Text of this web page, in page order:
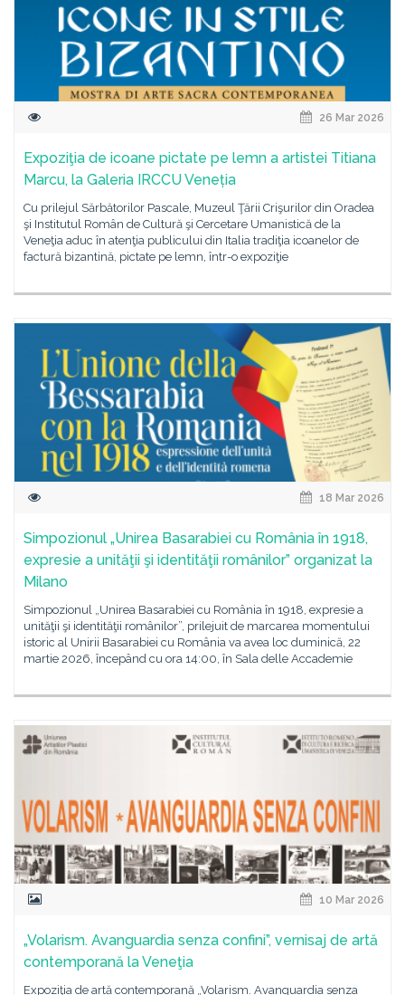
26 Mar 2026
Expoziţia de icoane pictate pe lemn a artistei Titiana
Marcu, la Galeria IRCCU Veneția
Cu prilejul Sărbătorilor Pascale, Muzeul Ţării Crişurilor din Oradea
şi Institutul Român de Cultură şi Cercetare Umanistică de la
Veneţia aduc în atenţia publicului din Italia tradiţia icoanelor de
factură bizantină, pictate pe lemn, într-o expoziţie
18 Mar 2026
Simpozionul „Unirea Basarabiei cu România în 1918,
expresie a unităţii şi identităţii românilor” organizat la
Milano
Simpozionul „Unirea Basarabiei cu România în 1918, expresie a
unităţii şi identităţii românilor”, prilejuit de marcarea momentului
istoric al Unirii Basarabiei cu România va avea loc duminică, 22
martie 2026, începând cu ora 14:00, în Sala delle Accademie
10 Mar 2026
„Volarism. Avanguardia senza confini”, vernisaj de artă
contemporană la Veneţia
Expoziţia de artă contemporană „Volarism. Avanguardia senza